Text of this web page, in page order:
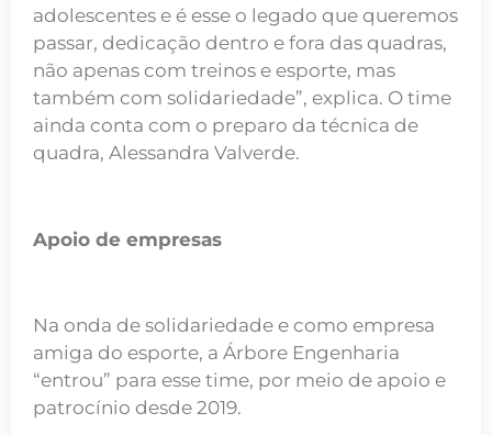
adolescentes e é esse o legado que queremos
passar, dedicação dentro e fora das quadras,
não apenas com treinos e esporte, mas
também com solidariedade”, explica. O time
ainda conta com o preparo da técnica de
quadra, Alessandra Valverde.
Apoio de empresas
Na onda de solidariedade e como empresa
amiga do esporte, a Árbore Engenharia
“entrou” para esse time, por meio de apoio e
patrocínio desde 2019.